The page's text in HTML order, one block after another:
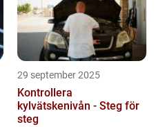
29 september 2025
Kontrollera
kylvätskenivån - Steg för
steg